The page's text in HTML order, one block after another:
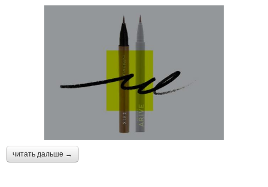
читать дальше →